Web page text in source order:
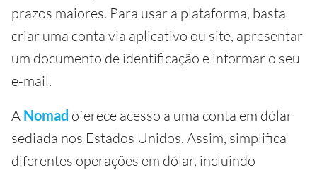
prazos maiores. Para usar a plataforma, basta
criar uma conta via aplicativo ou site, apresentar
um documento de identificação e informar o seu
e-mail.
A Nomad oferece acesso a uma conta em dólar
sediada nos Estados Unidos. Assim, simplifica
diferentes operações em dólar, incluindo